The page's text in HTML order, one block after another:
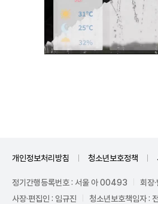
개인정보처리방침 청소년보호정책
정기간행등록번호 : 서울 아 00493
회장
사장·편집인 : 임규진
청소년보호책임자 :